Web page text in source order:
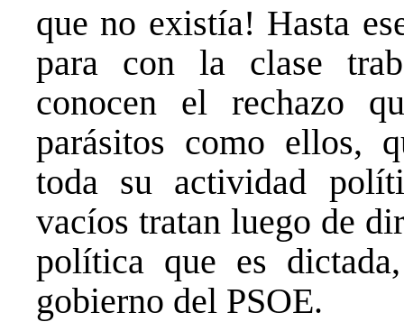
que no existía! Hasta
para con la clase
conocen el rechazo
parásitos como ellos,
toda su actividad
vacíos tratan luego de
política que es
gobierno del PSOE.